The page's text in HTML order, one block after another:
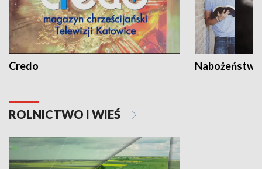
Credo
ROLNICTWO I WIEŚ